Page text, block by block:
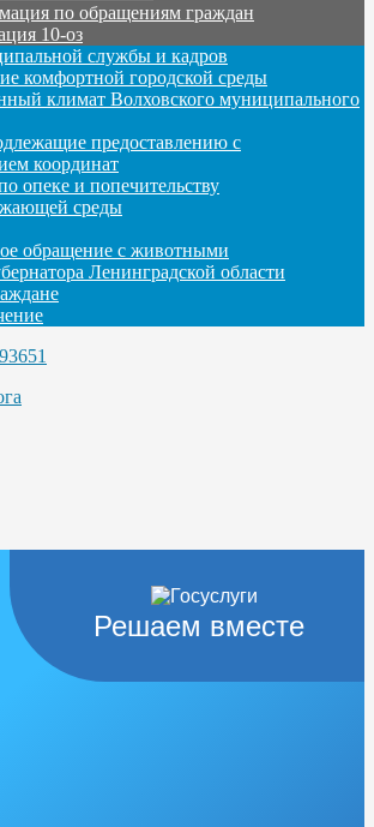
по обращениям граждан
10-оз
службы и кадров
комфортной городской среды
климат Волховского муниципального
предоставлению с
координат
опеке и попечительству
среды
обращение с животными
Ленинградской области
Решаем вместе